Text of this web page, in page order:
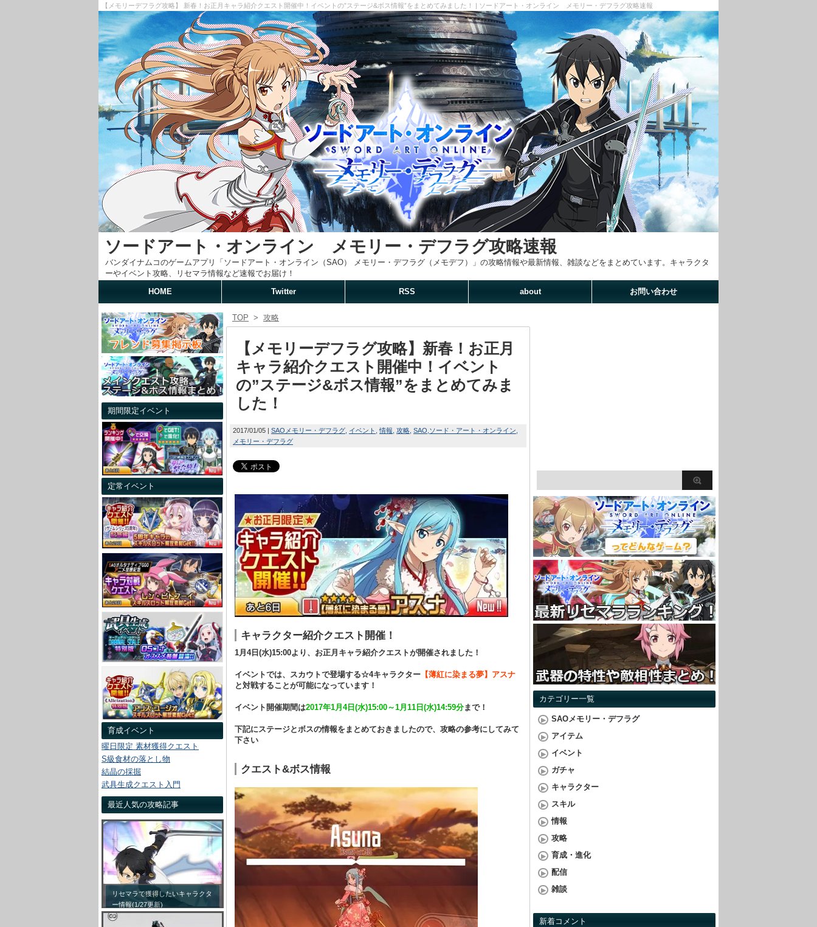
【メモリーデフラグ攻略】 新春！お正月キャラ紹介クエスト開催中！イベントの”ステージ&ボス情報”をまとめてみました！ | ソードアート・オンライン メモリー・デフラグ攻略速報
ソードアート・オンライン メモリー・デフラグ攻略速報
バンダイナムコのゲームアプリ「ソードアート・オンライン（SAO） メモリー・デフラグ（メモデフ）」の攻略情報や最新情報、雑談などをまとめています。キャラクタ
ーやイベント攻略、リセマラ情報など速報でお届け！
HOME
Twitter RSS about お問い合わせ
期間限定イベント
定常イベント
育成イベント
曜日限定 素材獲得クエスト
S級食材の落とし物
結晶の採掘
武具生成クエスト入門
最近人気の攻略記事
リセマラで獲得したいキャラクタ
ー情報(1/27更新)
TOP > 攻略
【メモリーデフラグ攻略】新春！お正月
キャラ紹介クエスト開催中！イベント
の”ステージ&ボス情報”をまとめてみま
した！
2017/01/05 SAOメモリー・デフラグ イベント 情報 攻略 SAO ソード・アート・オンライン
メモリー・デフラグ
キャラクター紹介クエスト開催！
1月4日(水)15:00より、お正月キャラ紹介クエストが開催されました！
イベントでは、スカウトで登場する☆4キャラクター 【薄紅に染まる夢】アスナ
と対戦することが可能になっています！
イベント開催期間は2017年1月4日(水)15:00～1月11日(水)14:59分まで！
下記にステージとボスの情報をまとめておきましたので、攻略の参考にしてみて
下さい
クエスト&ボス情報
カテゴリー一覧
SAOメモリー・デフラグ
アイテム
イベント
ガチャ
キャラクター
スキル
情報
攻略
育成・進化
配信
雑談
新着コメント